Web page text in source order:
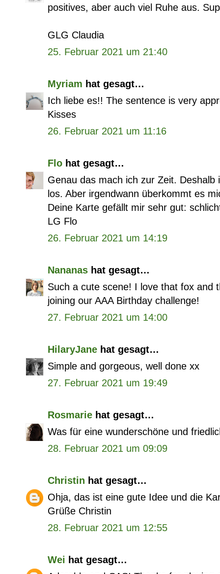
positives, aber auch viel Ruhe aus.
GLG Claudia
25. Februar 2021 um 21:40
Myriam hat gesagt…
Ich liebe es!! The sentence is very
Kisses
26. Februar 2021 um 11:16
Flo hat gesagt…
Genau das mach ich zur Zeit.
los. Aber irgendwann überkommt es
Deine Karte gefällt mir sehr gut:
LG Flo
26. Februar 2021 um 14:19
Nananas hat gesagt…
Such a cute scene! I love that fox and
joining our AAA Birthday challenge!
27. Februar 2021 um 14:00
HilaryJane hat gesagt…
Simple and gorgeous, well done xx
27. Februar 2021 um 19:49
Rosmarie hat gesagt…
Was für eine wunderschöne und
28. Februar 2021 um 09:09
Christin hat gesagt…
Ohja, das ist eine gute Idee und die
Grüße Christin
28. Februar 2021 um 12:55
Wei hat gesagt…